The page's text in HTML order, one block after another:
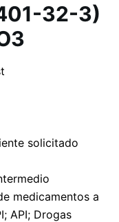
32-3)
solicitado
medicamentos a
API; Drogas